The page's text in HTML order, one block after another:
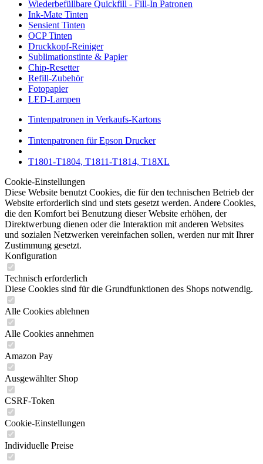
Wiederbefüllbare Quickfill - Fill-In Patronen
Ink-Mate Tinten
Sensient Tinten
OCP Tinten
Druckkopf-Reiniger
Sublimationstinte & Papier
Chip-Resetter
Refill-Zubehör
Fotopapier
LED-Lampen
Tintenpatronen in Verkaufs-Kartons
Tintenpatronen für Epson Drucker
T1801-T1804, T1811-T1814, T18XL
Cookie-Einstellungen
Diese Website benutzt Cookies, die für den technischen Betrieb der
Website erforderlich sind und stets gesetzt werden. Andere Cookies,
die den Komfort bei Benutzung dieser Website erhöhen, der
Direktwerbung dienen oder die Interaktion mit anderen Websites
und sozialen Netzwerken vereinfachen sollen, werden nur mit Ihrer
Zustimmung gesetzt.
Konfiguration
Technisch erforderlich
Diese Cookies sind für die Grundfunktionen des Shops notwendig.
Alle Cookies ablehnen
Alle Cookies annehmen
Amazon Pay
Ausgewählter Shop
CSRF-Token
Cookie-Einstellungen
Individuelle Preise